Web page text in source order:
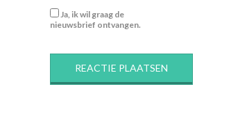
Ja, ik wil graag de
nieuwsbrief ontvangen.